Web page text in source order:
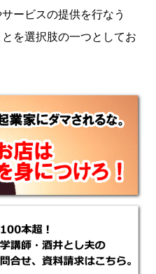
ービスの提供を行なう
を選択肢の一つとしてお